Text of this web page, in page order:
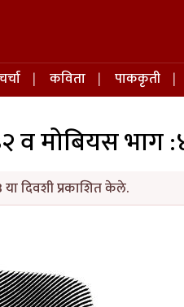
कविता पाककृती
व मोबियस भाग
या दिवशी प्रकाशित केले.